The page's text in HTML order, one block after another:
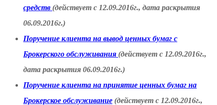
средств (действует с 12.09.2016г., дата раскрытия
06.09.2016г.)
Поручение клиента на вывод ценных бумаг с
Брокерского обслуживания (действует с 12.09.2016г.,
дата раскрытия 06.09.2016г.)
Поручение клиента на принятие ценных бумаг на
Брокерское обслуживание (действует с 12.09.2016г.,